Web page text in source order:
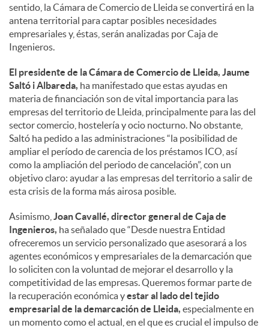
sentido, la Cámara de Comercio de Lleida se convertirá en la
antena territorial para captar posibles necesidades
empresariales y, éstas, serán analizadas por Caja de
Ingenieros.
El presidente de la Cámara de Comercio de Lleida, Jaume
Saltó i Albareda, ha manifestado que estas ayudas en
materia de financiación son de vital importancia para las
empresas del territorio de Lleida, principalmente para las del
sector comercio, hostelería y ocio nocturno. No obstante,
Saltó ha pedido a las administraciones “la posibilidad de
ampliar el período de carencia de los préstamos ICO, así
como la ampliación del periodo de cancelación”, con un
objetivo claro: ayudar a las empresas del territorio a salir de
esta crisis de la forma más airosa posible.
Asimismo, Joan Cavallé, director general de Caja de
Ingenieros, ha señalado que “Desde nuestra Entidad
ofreceremos un servicio personalizado que asesorará a los
agentes económicos y empresariales de la demarcación que
lo soliciten con la voluntad de mejorar el desarrollo y la
competitividad de las empresas. Queremos formar parte de
la recuperación económica yestar al lado del tejido
empresarial de la demarcación de Lleida, especialmente en
un momento como el actual, en el que es crucial el impulso de